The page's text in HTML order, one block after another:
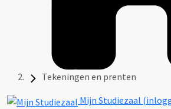
Tekeningen en prenten
Mijn Studiezaal